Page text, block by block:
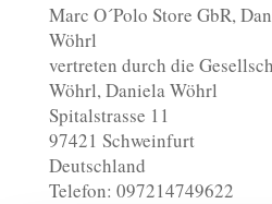
Marc O´Polo Store GbR,
Wöhrl
vertreten durch die
Wöhrl, Daniela Wöhrl
Spitalstrasse 11
97421 Schweinfurt
Deutschland
Telefon: 097214749622